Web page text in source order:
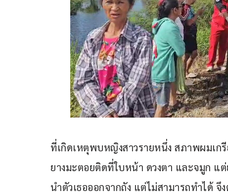
ที่เกิดเหตุพบหญิงสาวรายหนึ่ง สภาพผมเก
ยางมะตอยติดที่ใบหน้า ดวงตา และจมูก แ
นำตัวเธอออกจากถัง แต่ไม่สามารถทำได้